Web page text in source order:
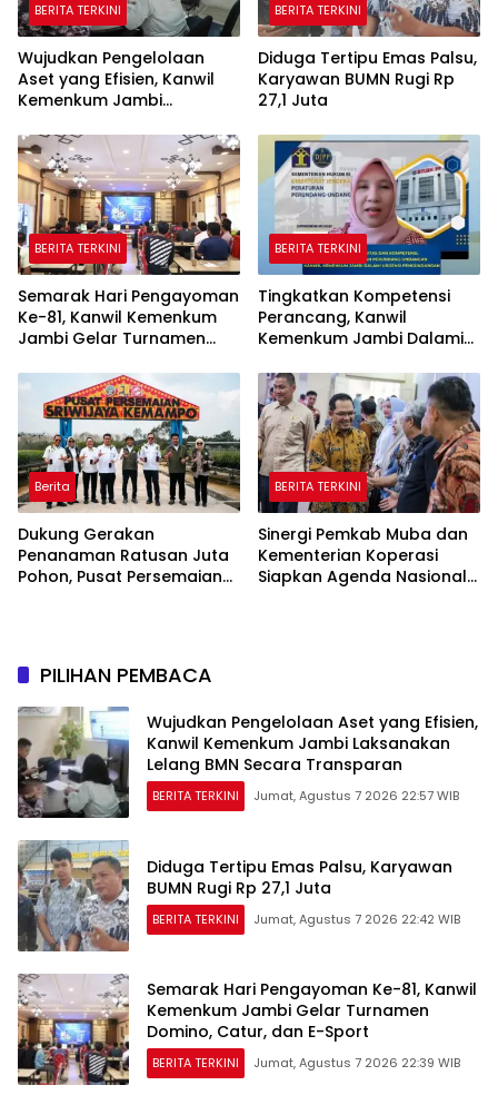
BERITA TERKINI
Wujudkan Pengelolaan
Aset yang Efisien, Kanwil
Kemenkum Jambi
Secara Transparan
BERITA TERKINI
Diduga Tertipu Emas Palsu,
Karyawan BUMN Rugi Rp
27,1 Juta
BERITA TERKINI
Semarak Hari Pengayoman
Ke-81, Kanwil Kemenkum
Jambi Gelar Turnamen
BERITA TERKINI
Tingkatkan Kompetensi
Perancang, Kanwil
Kemenkum Jambi Dalami
Peraturan Perundang-
undangan
Berita
Dukung Gerakan
Penanaman Ratusan Juta
Pohon, Pusat Persemaian
BERITA TERKINI
Sinergi Pemkab Muba dan
Kementerian Koperasi
Siapkan Agenda Nasional
PILIHAN PEMBACA
Wujudkan Pengelolaan Aset yang Efisien,
Kanwil Kemenkum Jambi Laksanakan
Lelang BMN Secara Transparan
BERITA TERKINI Jumat, Agustus 7 2026 22:57 WIB
Diduga Tertipu Emas Palsu, Karyawan
BUMN Rugi Rp 27,1 Juta
BERITA TERKINI Jumat, Agustus 7 2026 22:42 WIB
Semarak Hari Pengayoman Ke-81, Kanwil
Kemenkum Jambi Gelar Turnamen
Domino, Catur, dan E-Sport
BERITA TERKINI Jumat, Agustus 7 2026 22:39 WIB